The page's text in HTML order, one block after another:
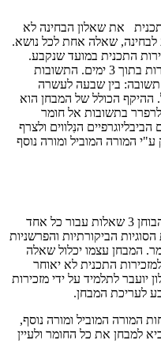
את שאלון הבחינה לא
לבחינה, שאלה אחת לכל נושא.
התכנית במועד שנקבע.
התלמיד יגיש את תשובותיו למזכירות בתוך 3 ימים. התשובות
תשובה: בין שבעה לעשרה
ההיקף הכולל של המבחן הוא
יש לרפרר בתשובות אל חומר
הנִלווים ולצרף
ע"י המורה המוביל ומורה נוסף
לקראת מועד המבחן יכין המורה הבוחן 3 שאלות עבור כל אחד
הביקורתיות והפרשניות
המבחן עצמו יכלול שאלה
התכנית לא יאוחר
יועבר לתלמיד על ידי מזכירות
המורה המוביל ומורה נוסף,
למבחן את כל החומר ולעיין